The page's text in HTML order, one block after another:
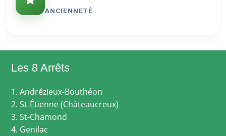
ANCIENNETÉ
Les 8 Arrêts
1. Andrézieux-Bouthéon
2. St-Étienne (Châteaucreux)
3. St-Chamond
4. Genilac